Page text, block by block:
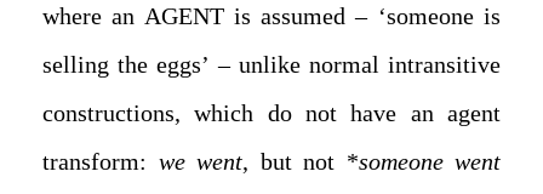
where an AGENT is assumed – ‘someone is
selling the eggs’ – unlike normal intransitive
constructions, which do not have an agent
transform: we went, but not *someone went